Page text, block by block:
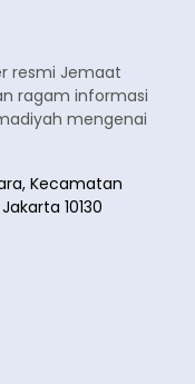
resmi Jemaat
ragam informasi
mengenai
Kecamatan
10130